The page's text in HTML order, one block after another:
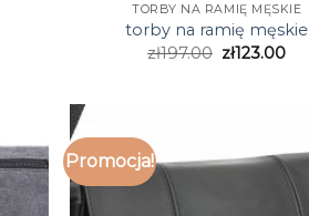
TORBY NA RAMIĘ MĘSKIE
torby na ramię męskie
zł197.00 zł123.00
Promocja!